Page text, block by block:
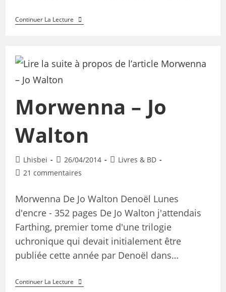
Continuer La Lecture
Morwenna – Jo
Walton
Lhisbei 26/04/2014
Livres & BD
21 commentaires
Morwenna De Jo Walton Denoël Lunes
d'encre - 352 pages De Jo Walton j'attendais
Farthing, premier tome d'une trilogie
uchronique qui devait initialement être
publiée cette année par Denoël dans…
Continuer La Lecture